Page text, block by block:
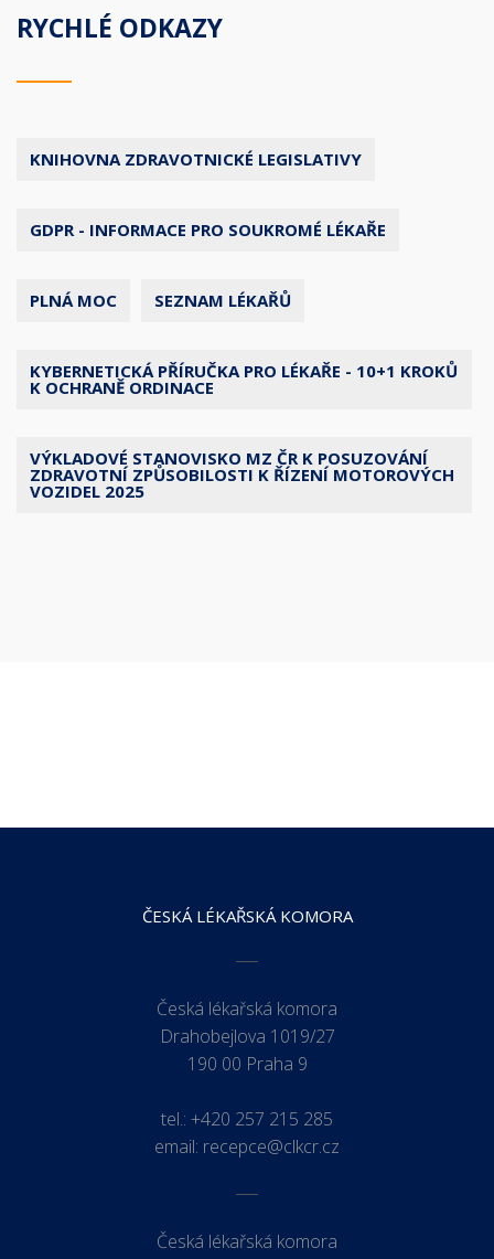
RYCHLÉ ODKAZY
KNIHOVNA ZDRAVOTNICKÉ LEGISLATIVY
GDPR - INFORMACE PRO SOUKROMÉ LÉKAŘE
PLNÁ MOC SEZNAM LÉKAŘŮ
KYBERNETICKÁ PŘÍRUČKA PRO LÉKAŘE - 10+1 KROKŮ
K OCHRANĚ ORDINACE
VÝKLADOVÉ STANOVISKO MZ ČR K POSUZOVÁNÍ
ZDRAVOTNÍ ZPŮSOBILOSTI K ŘÍZENÍ MOTOROVÝCH
VOZIDEL 2025
ČESKÁ LÉKAŘSKÁ KOMORA
Česká lékařská komora
Drahobejlova 1019/27
190 00 Praha 9
tel.: +420 257 215 285
email: recepce@clkcr.cz
Česká lékařská komora